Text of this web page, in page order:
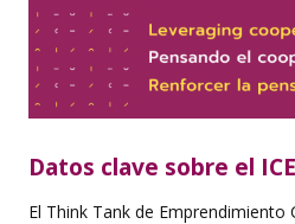
Datos clave sobre el
El Think Tank de